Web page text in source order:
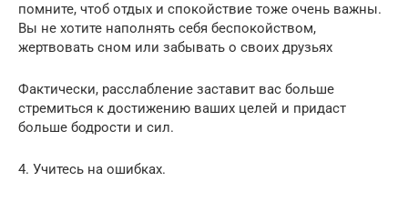
помните, чтоб отдых и спокойствие тоже очень важны.
Вы не хотите наполнять себя беспокойством,
жертвовать сном или забывать о своих друзьях
Фактически, расслабление заставит вас больше
стремиться к достижению ваших целей и придаст
больше бодрости и сил.
4. Учитесь на ошибках.